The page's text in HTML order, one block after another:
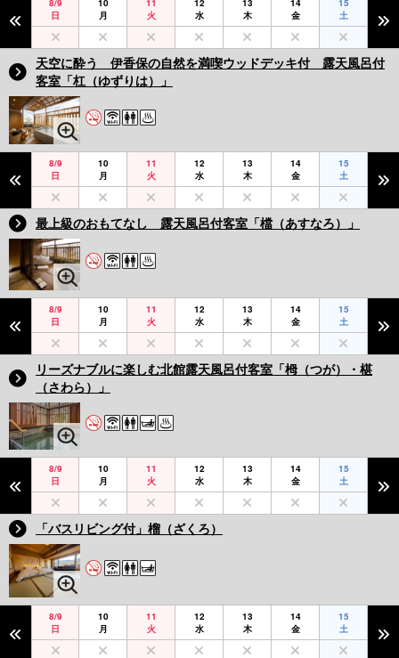
8/9
日
10
月
11
火
12
水
13
木
14
金
15
土
天空に酔う 伊香保の自然を満喫ウッドデッキ付 露天風呂付
客室「杠（ゆずりは）」
8/9
日
10
月
11
火
12
水
13
木
14
金
15
土
最上級のおもてなし 露天風呂付客室「檔（あすなろ）」
8/9
日
10
月
11
火
12
水
13
木
14
金
15
土
リーズナブルに楽しむ北館露天風呂付客室「栂（つが）・椹
（さわら）」
8/9
日
10
月
11
火
12
水
13
木
14
金
15
土
「バスリビング付」榴（ざくろ）
8/9
日
10
月
11
火
12
水
13
木
14
金
15
土